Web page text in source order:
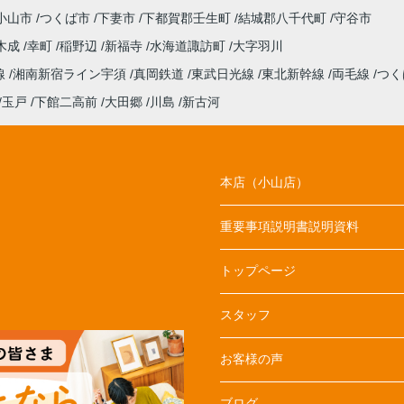
山市 つくば市 下妻市 下都賀郡壬生町 結城郡八千代町 守谷市
成 幸町 稲野辺 新福寺 水海道諏訪町 大字羽川
湘南新宿ライン宇須 真岡鉄道 東武日光線 東北新幹線 両毛線 つ
玉戸 下館二高前 大田郷 川島 新古河
本店（小山店）
重要事項説明書説明資料
トップページ
スタッフ
お客様の声